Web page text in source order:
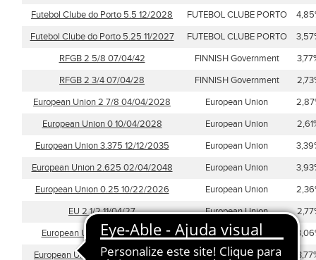
Futebol Clube do Porto 5.5 12/2028 FUTEBOL CLUBE PORTO
Futebol Clube do Porto 5.25 11/2027
FUTEBOL CLUBE PORTO
RFGB 2 5/8 07/04/42
FINNISH Government
RFGB 2 3/4 07/04/28
FINNISH Government
European Union 2 7/8 04/04/2028
European Union
European Union 0 10/04/2028
European Union
European Union 3.375 12/12/2035
European Union
European Union 2.625 02/04/2048
European Union
European Union 0.25 10/22/2026
European Union
EU 2 1/2 11/04/27
European Union
European Union 0 07/04/2035
European Union
European Union 3.375 10/04/2039
European Union